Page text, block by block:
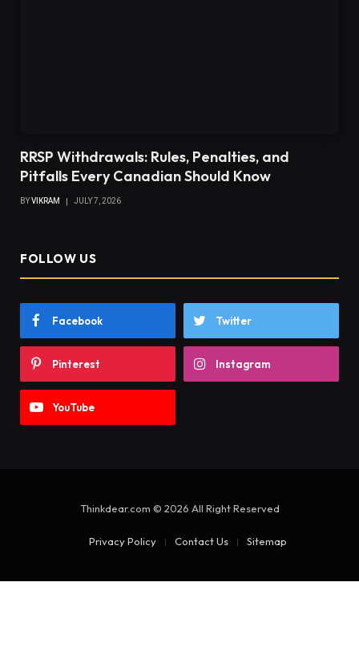
RRSP Withdrawals: Rules, Penalties, and
Pitfalls Every Canadian Should Know
BYVIKRAM JULY 7, 2026
FOLLOW US
Facebook Twitter
Pinterest Instagram
YouTube
Thinkdear.com © 2026 All Right Reserved
Privacy Policy Contact Us Sitemap